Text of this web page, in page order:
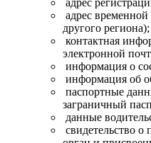
адрес
другого региона);
контактная
электронной
информация о
информация об
паспортные
заграничный
данные
свидетельство о